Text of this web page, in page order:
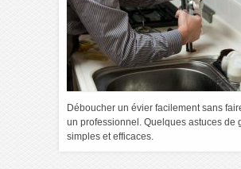
Déboucher un évier facilement sans
un professionnel. Quelques astuces de
simples et efficaces.